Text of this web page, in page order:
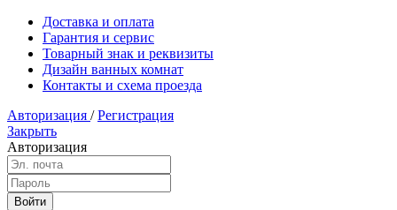
Доставка и оплата
Гарантия и сервис
Товарный знак и реквизиты
Дизайн ванных комнат
Контакты и схема проезда
Авторизация / Регистрация
Закрыть
Авторизация